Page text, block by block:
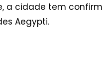
a cidade tem
Aegypti.